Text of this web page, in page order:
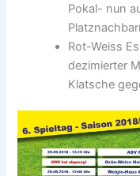
Pokal- nun
Rot-Weiss
dezimierter
Klatsche